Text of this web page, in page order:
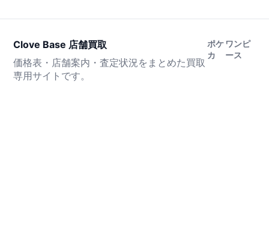
Clove Base 店舗買取
価格表・店舗案内・査定状況をまとめた買取
専用サイトです。
ポケ
カ
ワンピ
ース